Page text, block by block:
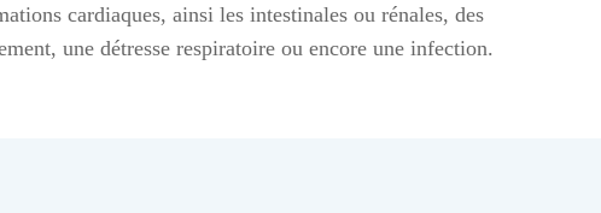
cardiaques, ainsi les intestinales ou rénales, des
une détresse respiratoire ou encore une infection.